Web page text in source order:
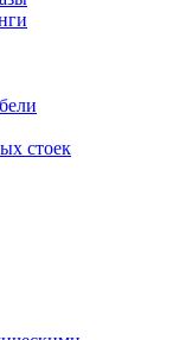
стоек